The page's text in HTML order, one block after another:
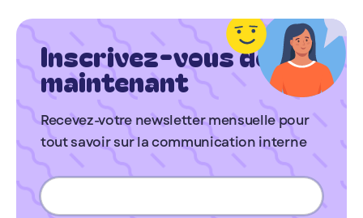
Inscrivez-vous dés
maintenant
Recevez-votre newsletter mensuelle pour
tout savoir sur la communication interne